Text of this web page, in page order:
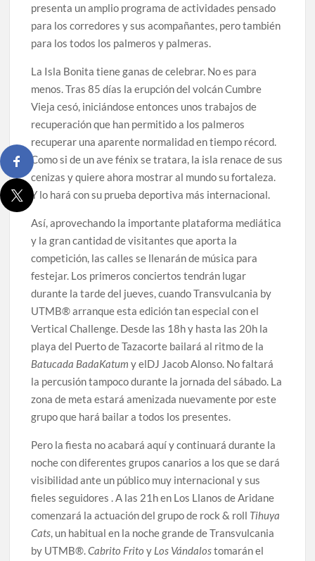
presenta un amplio programa de actividades pensado
para los corredores y sus acompañantes, pero también
para los todos los palmeros y palmeras.
La Isla Bonita tiene ganas de celebrar. No es para
menos. Tras 85 días la erupción del volcán Cumbre
Vieja cesó, iniciándose entonces unos trabajos de
recuperación que han permitido a los palmeros
recuperar una aparente normalidad en tiempo récord.
Como si de un ave fénix se tratara, la isla renace de sus
cenizas y quiere ahora mostrar al mundo su fortaleza.
Y lo hará con su prueba deportiva más internacional.
Así, aprovechando la importante plataforma mediática
y la gran cantidad de visitantes que aporta la
competición, las calles se llenarán de música para
festejar. Los primeros conciertos tendrán lugar
durante la tarde del jueves, cuando Transvulcania by
UTMB® arranque esta edición tan especial con el
Vertical Challenge. Desde las 18h y hasta las 20h la
playa del Puerto de Tazacorte bailará al ritmo de la
Batucada BadaKatumy elDJ Jacob Alonso. No faltará
la percusión tampoco durante la jornada del sábado. La
zona de meta estará amenizada nuevamente por este
grupo que hará bailar a todos los presentes.
Pero la fiesta no acabará aquí y continuará durante la
noche con diferentes grupos canarios a los que se dará
visibilidad ante un público muy internacional y sus
fieles seguidores . A las 21h en Los Llanos de Aridane
comenzará la actuación del grupo de rock & roll Tihuya
Cats, un habitual en la noche grande de Transvulcania
by UTMB®.Cabrito Frito y Los Vándalostomarán el